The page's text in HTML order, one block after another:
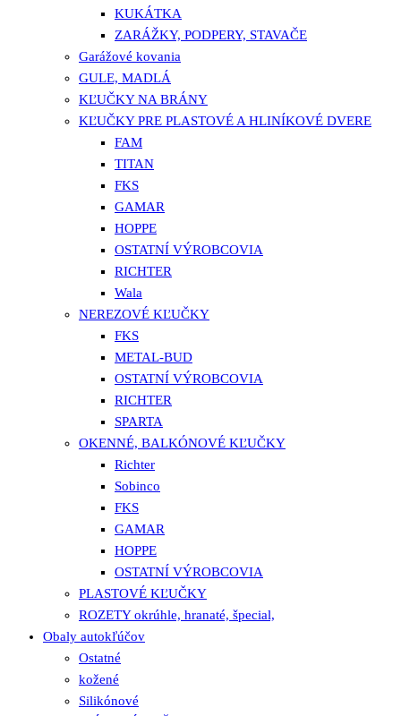
KUKÁTKA
ZARÁŽKY, PODPERY, STAVAČE
Garážové kovania
GULE, MADLÁ
KĽUČKY NA BRÁNY
KĽUČKY PRE PLASTOVÉ A HLINÍKOVÉ DVERE
FAM
TITAN
FKS
GAMAR
HOPPE
OSTATNÍ VÝROBCOVIA
RICHTER
Wala
NEREZOVÉ KĽUČKY
FKS
METAL-BUD
OSTATNÍ VÝROBCOVIA
RICHTER
SPARTA
OKENNÉ, BALKÓNOVÉ KĽUČKY
Richter
Sobinco
FKS
GAMAR
HOPPE
OSTATNÍ VÝROBCOVIA
PLASTOVÉ KĽUČKY
ROZETY okrúhle, hranaté, špecial,
Obaly autokľúčov
Ostatné
kožené
Silikónové